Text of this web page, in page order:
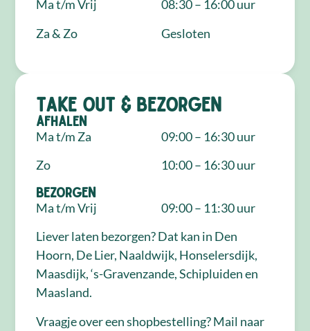
Ma t/m Vrij
Za & Zo
08:30 – 16:00 uur
Gesloten
Take out & bezorgen
Afhalen
Ma t/m Za
Zo
09:00 – 16:30 uur
10:00 – 16:30 uur
Bezorgen
Ma t/m Vrij
09:00 – 11:30 uur
Liever laten bezorgen? Dat kan in Den
Hoorn, De Lier, Naaldwijk, Honselersdijk,
Maasdijk, ‘s-Gravenzande, Schipluiden en
Maasland.
Vraagje over een shopbestelling? Mail naar